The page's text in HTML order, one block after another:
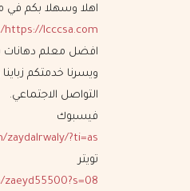
اهلا وسهلا بكم في
https://lcccsa.com/
افضل معلم دهانات
ويسرنا خدمتكم
التواصل الاجتماعي.
فيسبوك
zaydalrwaly/?ti=as
تويتر